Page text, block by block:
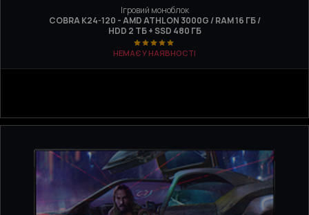
Ігровий моноблок
COBRA K24-120 - AMD ATHLON 3000G / RAM 16 ГБ /
HDD 2 ТБ + SSD 480 ГБ
НЕМАЄ У НАЯВНОСТІ